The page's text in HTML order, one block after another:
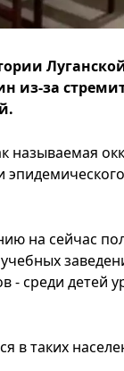
из-за
на сейчас
среди детей
в таких